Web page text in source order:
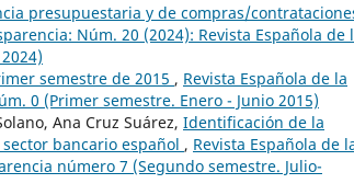
presupuestaria y de compras/
Núm. 20 (2024): Revista Española de
semestre de 2015 , Revista Española de la
0 (Primer semestre. Enero - Junio 2015)
Ana Cruz Suárez, Identificación de la
bancario español , Revista Española de
número 7 (Segundo semestre. Julio-